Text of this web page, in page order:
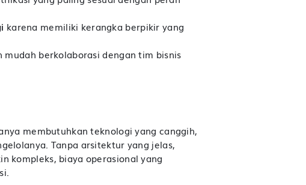
karena memiliki kerangka berpikir yang
mudah berkolaborasi dengan tim bisnis
membutuhkan teknologi yang canggih,
Tanpa arsitektur yang jelas,
kompleks, biaya operasional yang